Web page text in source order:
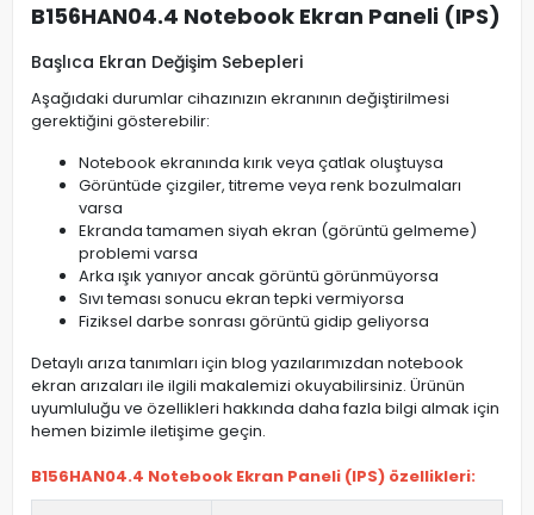
B156HAN04.4 Notebook Ekran Paneli (IPS)
Başlıca Ekran Değişim Sebepleri
Aşağıdaki durumlar cihazınızın ekranının değiştirilmesi
gerektiğini gösterebilir:
Notebook ekranında kırık veya çatlak oluştuysa
Görüntüde çizgiler, titreme veya renk bozulmaları
varsa
Ekranda tamamen siyah ekran (görüntü gelmeme)
problemi varsa
Arka ışık yanıyor ancak görüntü görünmüyorsa
Sıvı teması sonucu ekran tepki vermiyorsa
Fiziksel darbe sonrası görüntü gidip geliyorsa
Detaylı arıza tanımları için blog yazılarımızdan notebook
ekran arızaları ile ilgili makalemizi okuyabilirsiniz. Ürünün
uyumluluğu ve özellikleri hakkında daha fazla bilgi almak için
hemen bizimle iletişime geçin.
B156HAN04.4 Notebook Ekran Paneli (IPS) özellikleri: